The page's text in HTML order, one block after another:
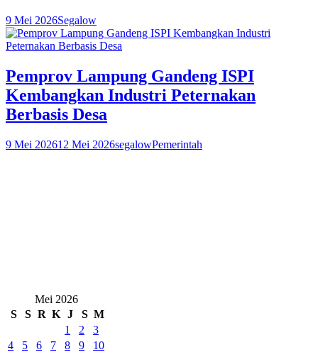
9 Mei 2026Segalow
Pemprov Lampung Gandeng ISPI
Kembangkan Industri Peternakan
Berbasis Desa
9 Mei 202612 Mei 2026segalowPemerintah
Mei 2026
S
S R K J S M
1
2
3
4
5 6 7 8 9
10